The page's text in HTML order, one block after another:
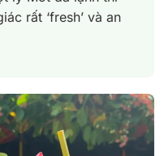
rất ‘fresh’ và an